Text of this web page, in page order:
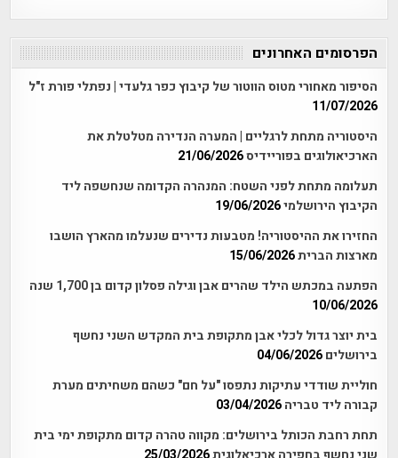
הפרסומים האחרונים
הסיפור מאחורי מטוס הווטור של קיבוץ כפר גלעדי | נפתלי פורת ז"ל
11/07/2026
היסטוריה מתחת לרגליים | המערה הנדירה מטלטלת את
הארכיאולוגים בפוריידיס21/06/2026
תעלומה מתחת לפני השטח: המנהרה הקדומה שנחשפה ליד
הקיבוץ הירושלמי19/06/2026
החזירו את ההיסטוריה! מטבעות נדירים שנעלמו מהארץ הושבו
מארצות הברית15/06/2026
הפתעה במכתש הילד שהרים אבן וגילה פסלון קדום בן 1,700 שנה
10/06/2026
בית יוצר גדול לכלי אבן מתקופת בית המקדש השני נחשף
בירושלים 04/06/2026
חוליית שודדי עתיקות נתפסו "על חם" כשהם משחיתים מערת
קבורה ליד טבריה 03/04/2026
תחת רחבת הכותל בירושלים: מקווה טהרה קדום מתקופת ימי בית